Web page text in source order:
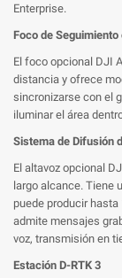
Enterprise.
Foco de Seguimiento
El foco opcional DJI
distancia y ofrece
sincronizarse con el
iluminar el área
Sistema de Difusión
El altavoz opcional
largo alcance. Tiene
puede producir
admite mensajes
voz, transmisión en
Estación D-RTK 3